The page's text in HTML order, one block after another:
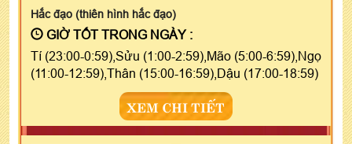
Hắc đạo (thiên hình hắc đạo)
GIỜ TỐT TRONG NGÀY :
Tí (23:00-0:59),Sửu (1:00-2:59),Mão (5:00-6:59),Ngọ
(11:00-12:59),Thân (15:00-16:59),Dậu (17:00-18:59)
XEM CHI TIẾT